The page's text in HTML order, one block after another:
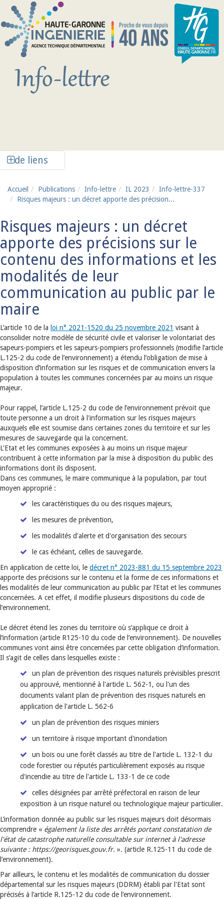
Aller au contenu principal
de liens
Accueil Publications Info-lettre IL 2023
Info-lettre-337
Risques majeurs : un décret apporte des précision...
Risques majeurs : un décret
apporte des précisions sur le
contenu des informations et les
modalités de leur
communication au public par le
maire
L’article 10 de la loi n° 2021-1520 du 25 novembre 2021 visant à
consolider notre modèle de sécurité civile et valoriser le volontariat des
sapeurs-pompiers et les sapeurs-pompiers professionnels (modifie l’article
L.125-2 du code de l’environnement) a étendu l’obligation de mise à
disposition d’information sur les risques et de communication envers la
population à toutes les communes concernées par au moins un risque
majeur.
Pour rappel, l’article L.125-2 du code de l’environnement prévoit que
toute personne a un droit à l'information sur les risques majeurs
auxquels elle est soumise dans certaines zones du territoire et sur les
mesures de sauvegarde qui la concernent.
L'Etat et les communes exposées à au moins un risque majeur
contribuent à cette information par la mise à disposition du public des
informations dont ils disposent.
Dans ces communes, le maire communique à la population, par tout
moyen approprié :
les caractéristiques du ou des risques majeurs,
les mesures de prévention,
les modalités d'alerte et d'organisation des secours
le cas échéant, celles de sauvegarde.
En application de cette loi, le décret n° 2023-881 du 15 septembre 2023
apporte des précisions sur le contenu et la forme de ces informations et
les modalités de leur communication au public par l’Etat et les communes
concernées. A cet effet, il modifie plusieurs dispositions du code de
l’environnement.
Le décret étend les zones du territoire où s’applique ce droit à
l’information (article R125-10 du code de l’environnement). De nouvelles
communes vont ainsi être concernées par cette obligation d’information.
Il s’agit de celles dans lesquelles existe :
un plan de prévention des risques naturels prévisibles prescrit
ou approuvé, mentionné à l'article L. 562-1, ou l'un des
documents valant plan de prévention des risques naturels en
application de l'article L. 562-6
un plan de prévention des risques miniers
un territoire à risque important d'inondation
un bois ou une forêt classés au titre de l'article L. 132-1 du
code forestier ou réputés particulièrement exposés au risque
d'incendie au titre de l'article L. 133-1 de ce code
celles désignées par arrêté préfectoral en raison de leur
exposition à un risque naturel ou technologique majeur particulier.
L’information donnée au public sur les risques majeurs doit désormais
comprendre « également la liste des arrêtés portant constatation de
l'état de catastrophe naturelle consultable sur internet à l'adresse
suivante : https://georisques.gouv.fr. ». (article R.125-11 du code de
l’environnement).
Par ailleurs, le contenu et les modalités de communication du dossier
départemental sur les risques majeurs (DDRM) établi par l'Etat sont
précisés à l’article R.125-12 du code de l’environnement.